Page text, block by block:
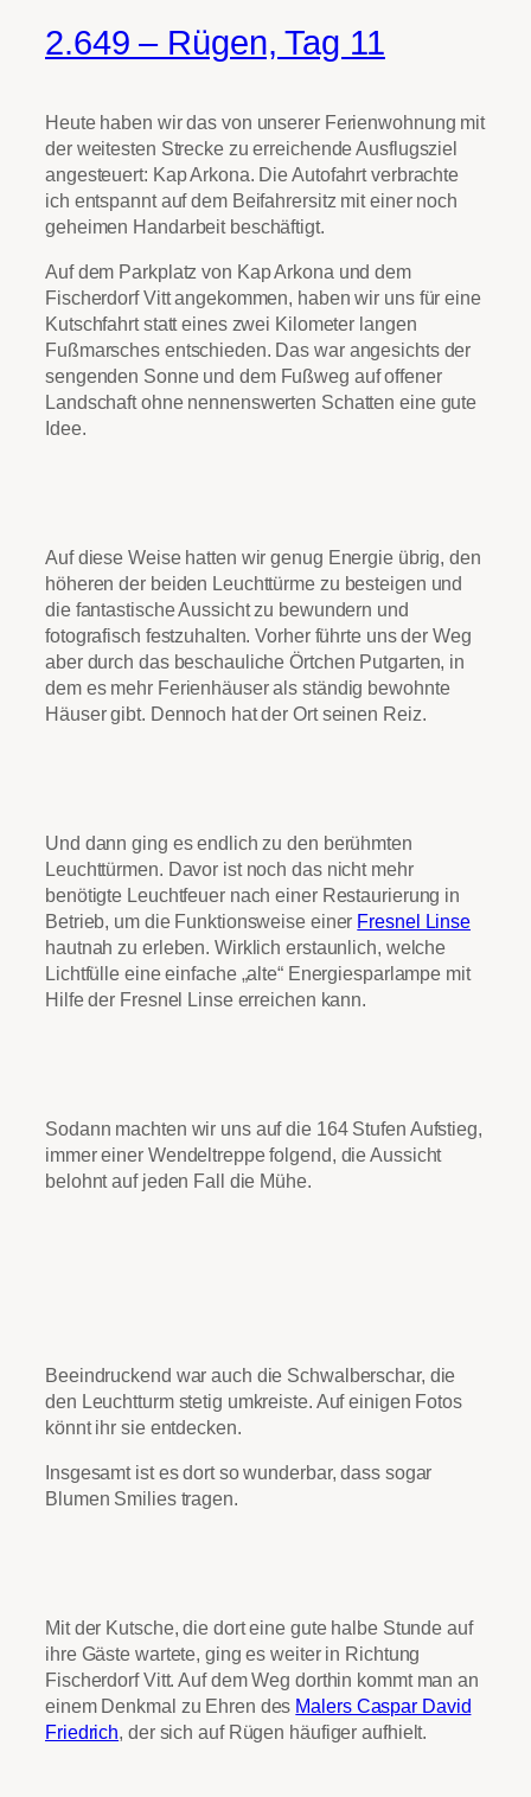
2.649 – Rügen, Tag 11
Heute haben wir das von unserer Ferienwohnung mit
der weitesten Strecke zu erreichende Ausflugsziel
angesteuert: Kap Arkona. Die Autofahrt verbrachte
ich entspannt auf dem Beifahrersitz mit einer noch
geheimen Handarbeit beschäftigt.
Auf dem Parkplatz von Kap Arkona und dem
Fischerdorf Vitt angekommen, haben wir uns für eine
Kutschfahrt statt eines zwei Kilometer langen
Fußmarsches entschieden. Das war angesichts der
sengenden Sonne und dem Fußweg auf offener
Landschaft ohne nennenswerten Schatten eine gute
Idee.
Auf diese Weise hatten wir genug Energie übrig, den
höheren der beiden Leuchttürme zu besteigen und
die fantastische Aussicht zu bewundern und
fotografisch festzuhalten. Vorher führte uns der Weg
aber durch das beschauliche Örtchen Putgarten, in
dem es mehr Ferienhäuser als ständig bewohnte
Häuser gibt. Dennoch hat der Ort seinen Reiz.
Und dann ging es endlich zu den berühmten
Leuchttürmen. Davor ist noch das nicht mehr
benötigte Leuchtfeuer nach einer Restaurierung in
Betrieb, um die Funktionsweise einer Fresnel Linse
hautnah zu erleben. Wirklich erstaunlich, welche
Lichtfülle eine einfache „alte“ Energiesparlampe mit
Hilfe der Fresnel Linse erreichen kann.
Sodann machten wir uns auf die 164 Stufen Aufstieg,
immer einer Wendeltreppe folgend, die Aussicht
belohnt auf jeden Fall die Mühe.
Beeindruckend war auch die Schwalberschar, die
den Leuchtturm stetig umkreiste. Auf einigen Fotos
könnt ihr sie entdecken.
Insgesamt ist es dort so wunderbar, dass sogar
Blumen Smilies tragen.
Mit der Kutsche, die dort eine gute halbe Stunde auf
ihre Gäste wartete, ging es weiter in Richtung
Fischerdorf Vitt. Auf dem Weg dorthin kommt man an
einem Denkmal zu Ehren des Malers Caspar David
Friedrich, der sich auf Rügen häufiger aufhielt.